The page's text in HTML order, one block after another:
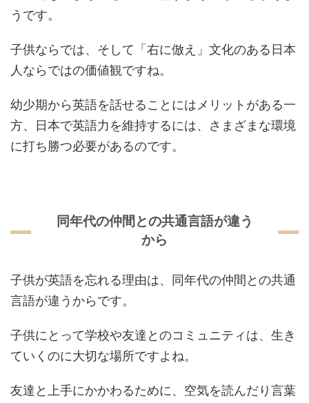
うです。
子供ならでは、そして「右に倣え」文化のある日本
人ならではの価値観ですね。
幼少期から英語を話せることにはメリットがある一
方、日本で英語力を維持するには、さまざまな環境
に打ち勝つ必要があるのです。
同年代の仲間との共通言語が違う
から
子供が英語を忘れる理由は、同年代の仲間との共通
言語が違うからです。
子供にとって学校や友達とのコミュニティは、生き
ていくのに大切な場所ですよね。
友達と上手にかかわるために、空気を読んだり言葉